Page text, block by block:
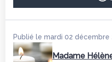
Publié le mardi 02 décembre
Madame